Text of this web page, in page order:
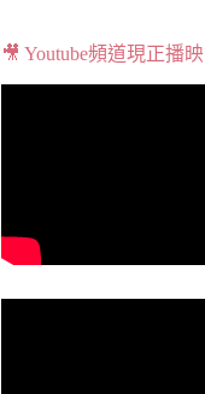
🎥 Youtube頻道現正播映